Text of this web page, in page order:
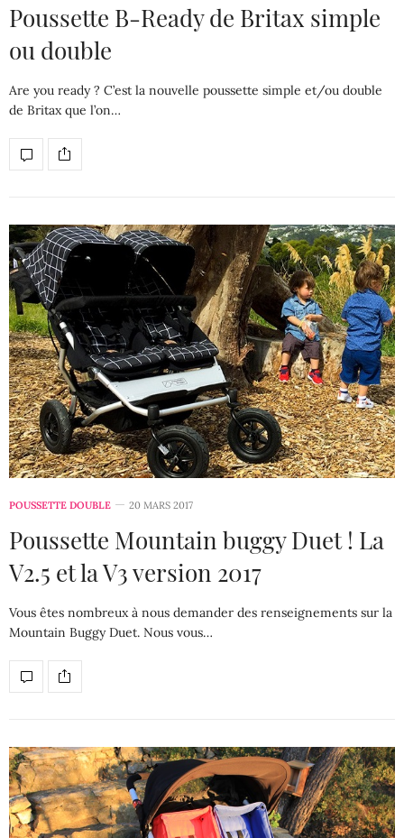
Poussette B-Ready de Britax simple
ou double
Are you ready ? C’est la nouvelle poussette simple et/ou double
de Britax que l’on…
POUSSETTE DOUBLE 20 MARS 2017
Poussette Mountain buggy Duet ! La
V2.5 et la V3 version 2017
Vous êtes nombreux à nous demander des renseignements sur la
Mountain Buggy Duet. Nous vous…